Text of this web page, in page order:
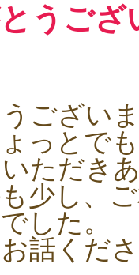
うござ
ござい
っとで
ただき
少し、
した。
話くだ